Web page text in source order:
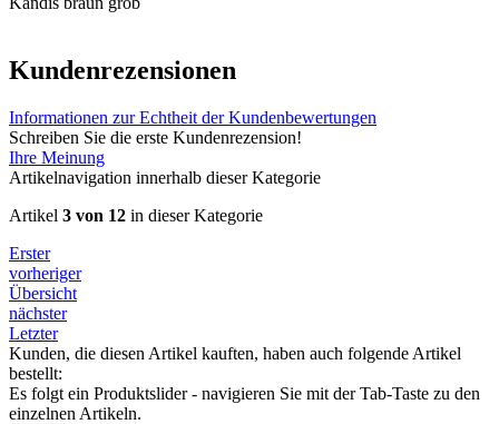
Kundenrezensionen
Informationen zur Echtheit der Kundenbewertungen
Schreiben Sie die erste Kundenrezension!
Ihre Meinung
Artikelnavigation innerhalb dieser Kategorie
Artikel 3 von 12 in dieser Kategorie
Erster
vorheriger
Übersicht
nächster
Letzter
Kunden, die diesen Artikel kauften, haben auch folgende Artikel
bestellt:
Es folgt ein Produktslider - navigieren Sie mit der Tab-Taste zu den
einzelnen Artikeln.